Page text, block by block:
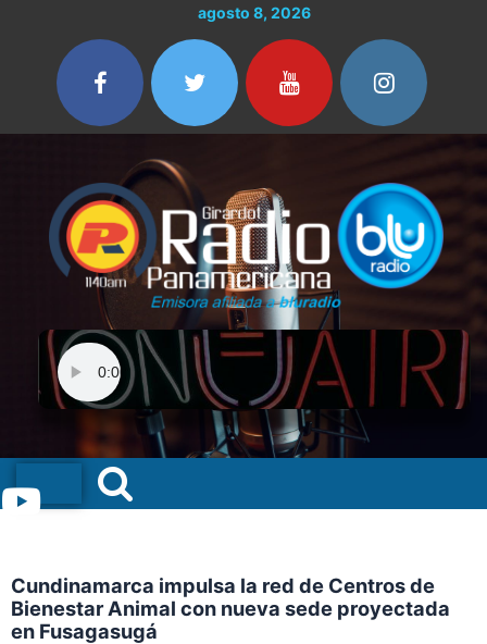
contenido
agosto 8, 2026
Menu
Cundinamarca impulsa la red de Centros de
Bienestar Animal con nueva sede proyectada
en Fusagasugá